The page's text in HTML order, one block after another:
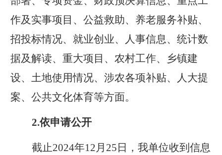
作及实事项目、公益救助、养老服务补贴、
招投标情况、就业创业、人事信息、统计数
据及解读、重大项目、农村工作、乡镇建
设、土地使用情况、涉农各项补贴、人大提
案、公共文化体育等方面。
2.依申请公开
截止2024年12月 25 日，我单位收到信息